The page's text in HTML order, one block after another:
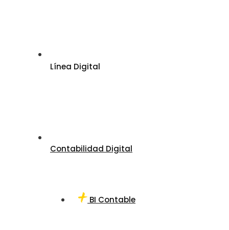
Línea Digital
Contabilidad Digital
BI Contable